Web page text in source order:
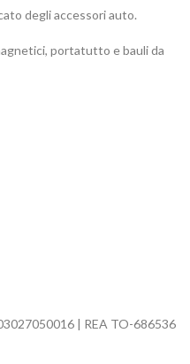
degli accessori auto.
portatutto e bauli da
| REA TO-686536